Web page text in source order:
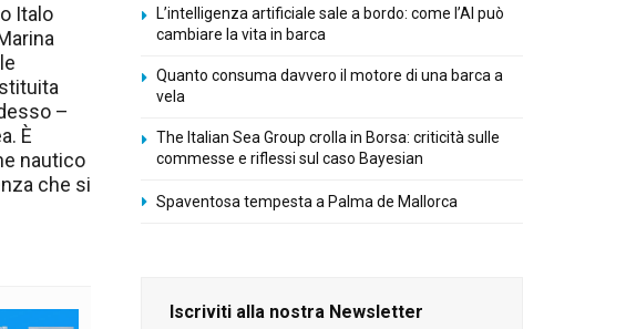
Italo
–
È
nautico
che si
L’intelligenza artificiale sale a bordo: come l’AI può
cambiare la vita in barca
Quanto consuma davvero il motore di una barca a
vela
The Italian Sea Group crolla in Borsa: criticità sulle
commesse e riflessi sul caso Bayesian
Spaventosa tempesta a Palma de Mallorca
Iscriviti alla nostra Newsletter